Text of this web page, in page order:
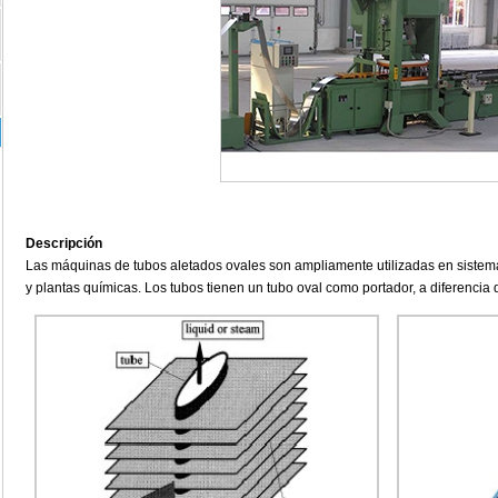
Descripción
Las máquinas de tubos aletados ovales son ampliamente utilizadas en
y plantas químicas. Los tubos tienen un tubo oval como portador, a